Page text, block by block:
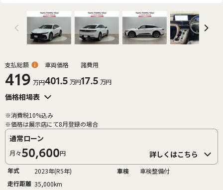
支払総額
419 万円
車両価格
401.5 万円
諸費用
17.5 万円
価格相場表
※消費税10%込み
※価格は展示店にて8月登録の場合
通常ローン
月々50,600円 詳しくはこちら
年式 2023年(R5年) 車検
車検整備付
走行距離 35,000km